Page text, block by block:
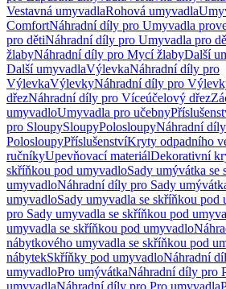
Vestavná umyvadlaRohová umyvadla
ComfortNáhradní díly pro Umyvadla
pro dětiNáhradní díly pro Umyvadla pro
žlabyNáhradní díly pro Mycí žlabyDalší
Další umyvadlaVýlevkaNáhradní díly pro
VýlevkaVýlevkyNáhradní díly pro
dřezNáhradní díly pro Víceúčelový dřez
umyvadloUmyvadla pro učebny
pro SloupySloupyPolosloupyNáhradní
PolosloupyPříslušenstvíKryty odpadního
ručníkyUpevňovací materiálDekorativní
skříňkou pod umyvadloSady umývátka se
umyvadloNáhradní díly pro Sady
umyvadloSady umyvadla se skříňkou pod
pro Sady umyvadla se skříňkou pod
umyvadla se skříňkou pod umyvadlo
nábytkového umyvadla se skříňkou pod
nábytekSkříňky pod umyvadloNáhradní
umyvadloPro umývátkaNáhradní díly pro
umyvadlaNáhradní díly pro Pro umyvadla